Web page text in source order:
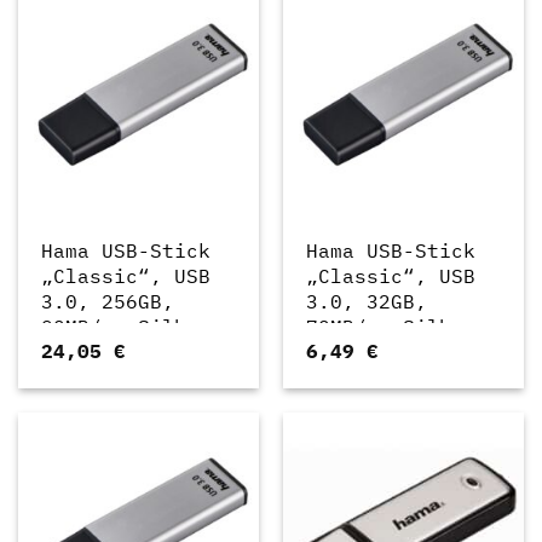
Hama USB-Stick
„Classic“, USB
3.0, 256GB,
90MB/s, Silber
(00181055)
24,05€
Hama USB-Stick
„Classic“, USB
3.0, 32GB,
70MB/s, Silber
(00181052)
6,49€